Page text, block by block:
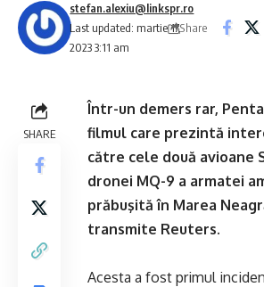
Last updated: martie 17,
2023 3:11 am
stefan.alexiu@linkspr.ro
Share
SHARE
Într-un demers rar,
filmul care prezintă
către cele două avioane
dronei MQ-9 a armatei
prăbuşită în Marea
transmite Reuters.
Acesta a fost primul